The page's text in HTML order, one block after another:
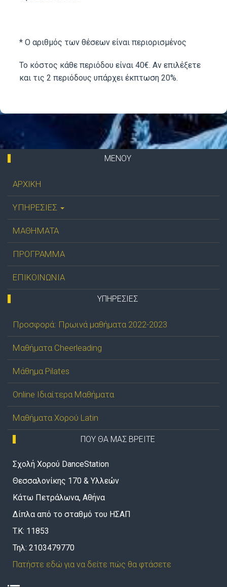
* Ο αριθμός των θέσεων είναι περιορισμένος
To κόστος κάθε περιόδου είναι 40€. Αν επιλέξετε
και τις 2 περιόδους υπάρχει έκπτωση 20%.
ΜΕΝΟΥ
ΑΡΧΙΚΗ
ΥΠΗΡΕΣΙΕΣ
ΜΑΘΗΜΑΤΑ
ΠΡΟΓΡΑΜΜΑ
ΕΠΙΚΟΙΝΩΝΙΑ
ΥΠΗΡΕΣΊΕΣ
Προσφορά: Πρωινά μαθήματα 2022-2023
Μαθήματα Cheerleading
Μάθημα Pilates
Online Ιδιαίτερα Μαθήματα
Μαθήματα Χορού Latin
ΠΟΥ ΘΑ ΜΑΣ ΒΡΕΙΤΕ
Σχολή Χορού DanceStation
Θεσσαλονίκης 170 & Υλλεών
Κάτω Πετράλωνα, Αθήνα
Δίπλα από το σταθμό του ΗΣΑΠ
T.K: 11853
Τηλ: 2103479770
Πατήστε εδώ για να δείτε πώς θα φτάσετε